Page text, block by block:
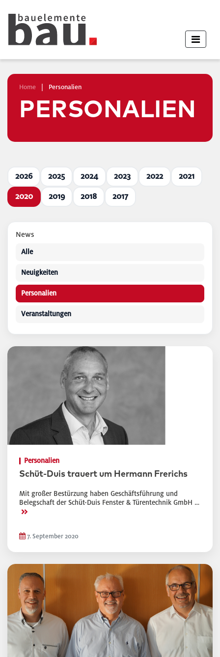
Home Personalien
PERSONALIEN
2026 2025 2024 2023 2022 2021
2020 2019 2018 2017
Personalien
Schüt-Duis trauert um Hermann Frerichs
Mit großer Bestürzung haben Geschäftsführung und
Belegschaft der Schüt-Duis Fenster & Türentechnik GmbH …
>>
7. September 2020
News
Alle
Neuigkeiten
Personalien
Veranstaltungen